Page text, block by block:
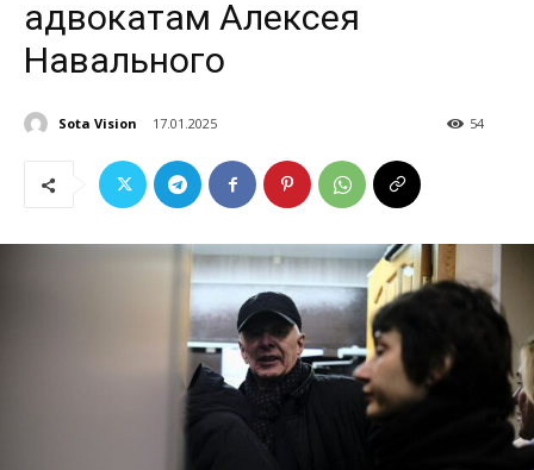
адвокатам Алексея
Навального
Sota Vision 17.01.2025 54